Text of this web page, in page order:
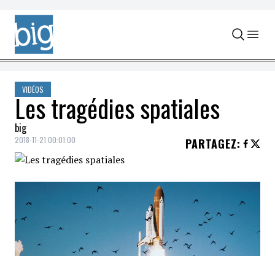
Skip to content
VIDÉOS
Les tragédies spatiales
big
2018-11-21 00:01:00 PARTAGEZ: